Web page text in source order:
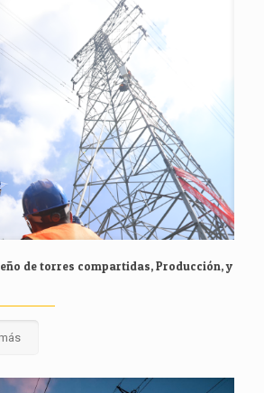
de torres compartidas, Producción, y